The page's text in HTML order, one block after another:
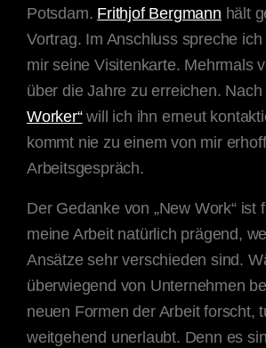
Potsdam. Frithjof Bergmann hält
Vortrag. Im Anschluss spreche
mir seine Visitenkarte. Mehrmals
über die Jahre zu erreichen. Nach
Worker“will ich ihn erneut
kommt nie zu einem von mir
Arbeitsgespräch.
Der Gedanke von „New Work“ ist
meine Arbeit natürlich prägend,
Ansätze sehr verschieden sind.
überwiegend von Unternehmen
neuen Formen der Arbeit forscht,
weitgehend unerlaubt. Denn es